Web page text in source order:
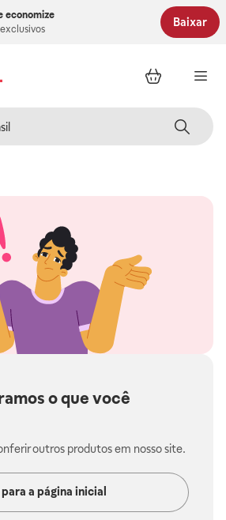
economize
Baixar
o que você
outros produtos em nosso site.
para a página inicial